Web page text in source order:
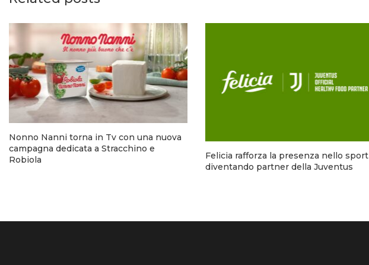
Nonno Nanni torna in Tv con una nuova
campagna dedicata a Stracchino e
Robiola
Felicia rafforza la presenza nello sport
diventando partner della Juventus